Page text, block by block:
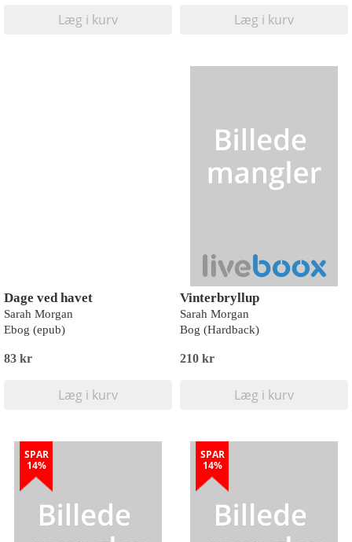
Læg i kurv Læg i kurv
Dage ved havet
Sarah Morgan
Ebog (epub)
83 kr
Læg i kurv
Vinterbryllup
Sarah Morgan
Bog (Hardback)
210 kr
Læg i kurv
SPAR
14%
SPAR
14%